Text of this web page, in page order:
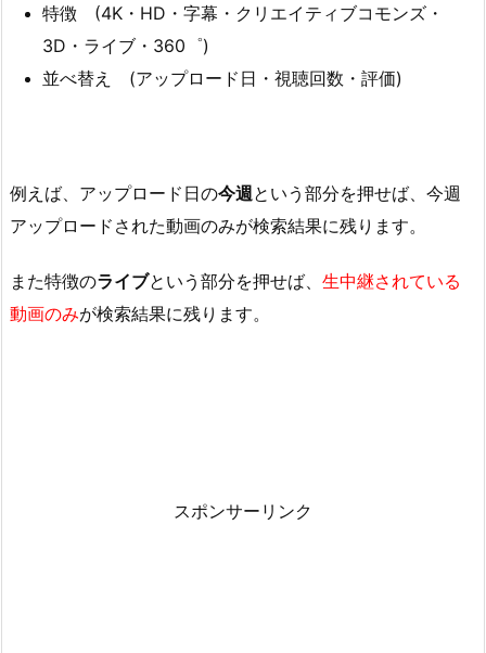
特徴 (4K・HD・字幕・クリエイティブコモンズ・
3D・ライブ・360゜)
並べ替え (アップロード日・視聴回数・評価)
例えば、アップロード日の今週という部分を押せば、今週
アップロードされた動画のみが検索結果に残ります。
また特徴のライブという部分を押せば、 生中継されている
動画のみが検索結果に残ります。
スポンサーリンク